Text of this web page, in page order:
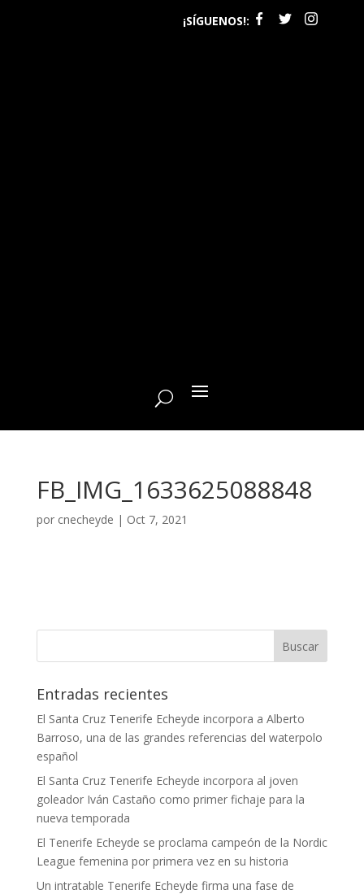
¡SÍGUENOS!:
FB_IMG_1633625088848
por cnecheyde | Oct 7, 2021
Entradas recientes
El Santa Cruz Tenerife Echeyde incorpora a Alberto
Barroso, una de las grandes referencias del waterpolo
español
El Santa Cruz Tenerife Echeyde incorpora al joven
goleador Iván Castaño como primer fichaje para la
nueva temporada
El Tenerife Echeyde se proclama campeón de la Nordic
League femenina por primera vez en su historia
Un intratable Tenerife Echeyde firma una fase de